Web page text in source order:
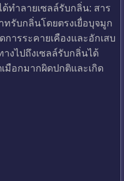
ทำลายเซลล์รับกลิ่น: สาร
รับกลิ่นโดยตรงเยื่อบุจมูก
ารระคายเคืองและอักเสบ
งไปถึงเซลล์รับกลิ่นได้
มือกมากผิดปกติและเกิด